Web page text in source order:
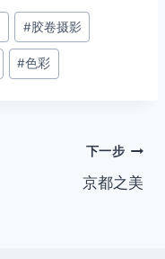
#胶卷摄影
#色彩
下一步
京都之美